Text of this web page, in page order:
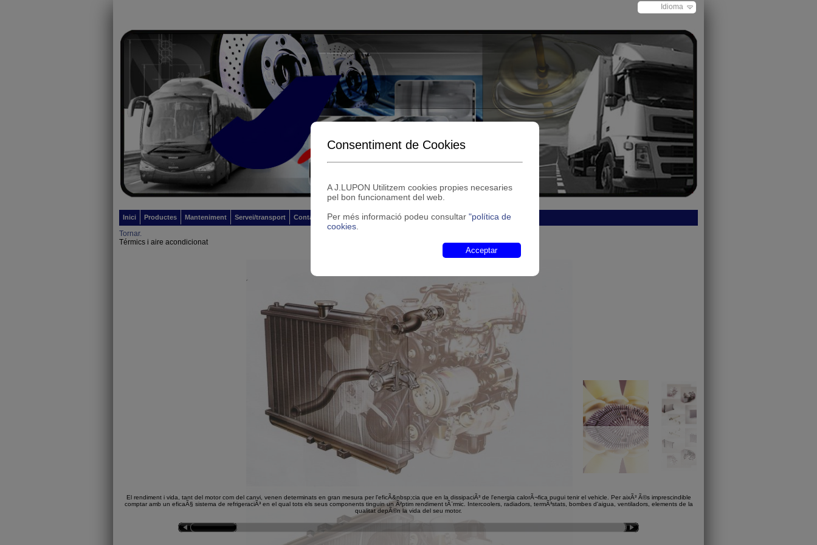
Consentiment de Cookies
A J.LUPON Utilitzem cookies propies necesaries
pel bon funcionament del web.
Per més informació podeu consultar "política de
cookies.
Acceptar
Idioma
Inici Productes Manteniment Servei/transport Contacte
Tornar.
Térmics i aire acondicionat
El rendiment i vida, tant del motor com del canvi, venen determinats en gran mesura per l'eficÃ&nbsp;cia que en la dissipaciÃ³ de l'energia calorÃ¬fica pugui tenir el vehicle. Per aixÃ³ Ã©s imprescindible
comptar amb un eficaÃ§ sistema de refrigeraciÃ³ en el qual tots els seus components tinguin un Ã²ptim rendiment tÃ¨rmic. Intercoolers, radiadors, termÃ³stats, bombes d'aigua, ventiladors, elements de la
qualitat depÃ©n la vida del seu motor.